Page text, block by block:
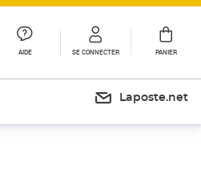
AIDE SE CONNECTER PANIER
Laposte.net